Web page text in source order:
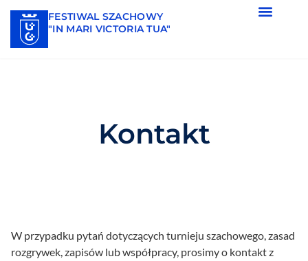
FESTIWAL SZACHOWY
"IN MARI VICTORIA TUA"
Kontakt
W przypadku pytań dotyczących turnieju szachowego, zasad
rozgrywek, zapisów lub współpracy, prosimy o kontakt z